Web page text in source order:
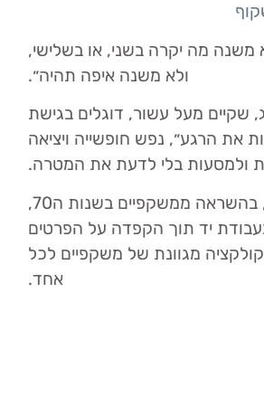
משנה מה יקרה בשני, או בשלישי,
ולא משנה איפה תהיה״.
שקיים מעל עשור, דוגלים בגישת
את הרגע״, נפש חופשייה ויציאה
ולמסעות בלי לדעת את המטרה.
בהשראה ממשקפיים בשנות ה70,
יד תוך הקפדה על הפרטים
קולקציה מגוונת של משקפיים לכל
אחד.